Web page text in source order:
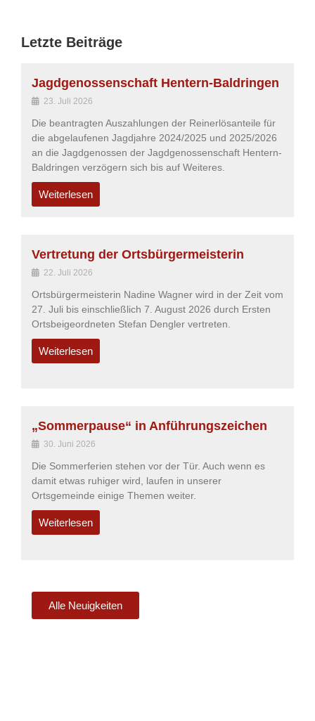
Letzte Beiträge
Jagdgenossenschaft Hentern-Baldringen
23. Juli 2026
Die beantragten Auszahlungen der Reinerlösanteile für
die abgelaufenen Jagdjahre 2024/2025 und 2025/2026
an die Jagdgenossen der Jagdgenossenschaft Hentern-
Baldringen verzögern sich bis auf Weiteres.
Weiterlesen
Vertretung der Ortsbürgermeisterin
22. Juli 2026
Ortsbürgermeisterin Nadine Wagner wird in der Zeit vom
27. Juli bis einschließlich 7. August 2026 durch Ersten
Ortsbeigeordneten Stefan Dengler vertreten.
Weiterlesen
„Sommerpause“ in Anführungszeichen
30. Juni 2026
Die Sommerferien stehen vor der Tür. Auch wenn es
damit etwas ruhiger wird, laufen in unserer
Ortsgemeinde einige Themen weiter.
Weiterlesen
Alle Neuigkeiten